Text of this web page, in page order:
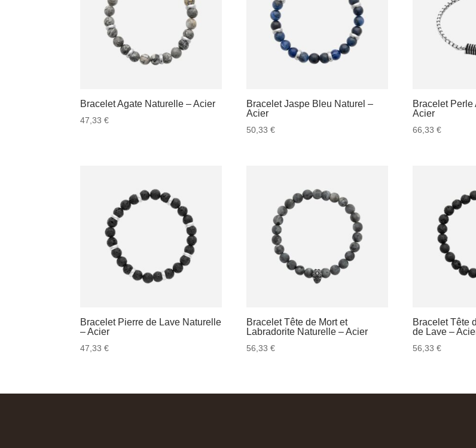
Bracelet Agate Naturelle – Acier
47,33€
Bracelet Jaspe Bleu Naturel –
Acier
50,33€
Bracelet
Acier
66,33€
Bracelet Pierre de Lave Naturelle
– Acier
47,33€
Bracelet Tête de Mort et
Labradorite Naturelle – Acier
56,33€
Bracelet Tête
de Lave –
56,33€